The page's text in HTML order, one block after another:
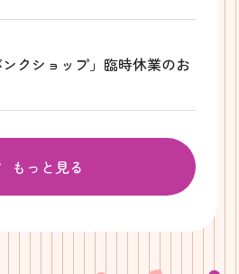
クショップ」臨時休業のお
もっと見る